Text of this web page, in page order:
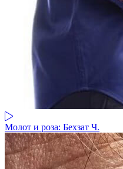
Молот и роза: Бехзат Ч.